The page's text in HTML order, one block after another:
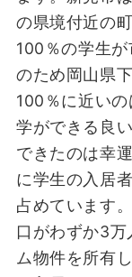
の県境付近の
100％の学生
のため岡山県
100％に近い
学ができる良
できたのは幸
に学生の入居
占めています。
口がわずか3
ム物件を所有